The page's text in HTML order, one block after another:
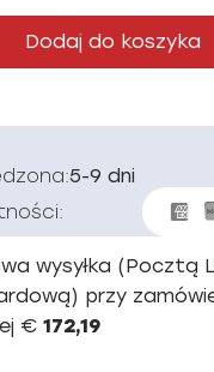
Dodaj do koszyka
5-9 dni
wysyłka (Pocztą
przy
€ 172,19